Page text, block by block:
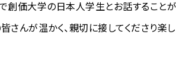
創価大学の日本人学生とお話することが
んが温かく、親切に接してくださり楽